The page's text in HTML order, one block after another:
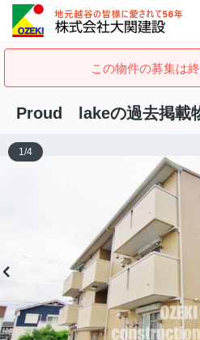
この物件の募集は終
Proud lakeの過去掲載
1/4